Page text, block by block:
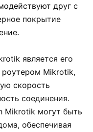
друг с
покрытие
является его
роутером Mikrotik,
скорость
соединения.
Mikrotik могут быть
обеспечивая